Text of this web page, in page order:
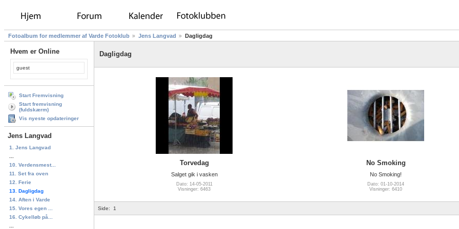
Fotoalbum for medlemmer af Varde Fotoklub Jens Langvad Dagligdag
Hvem er Online
guest
Start Fremvisning
Start fremvisning
(fuldskærm)
Vis nyeste opdateringer
Jens Langvad
1. Jens Langvad
10. Verdensmest...
11. Set fra oven
12. Ferie
13. Dagligdag
14. Aften i Varde
15. Vores egen ...
16. Cykelløb på...
Dagligdag
Torvedag
Salget gik i vasken
Dato: 14-05-2011
Visninger: 6463
No Smoking
No Smoking!
Dato: 01-10-2014
Visninger: 6410
Side: 1